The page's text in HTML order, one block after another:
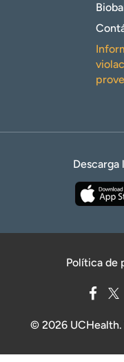
Descarga
Política de
© 2026 UCHealth.